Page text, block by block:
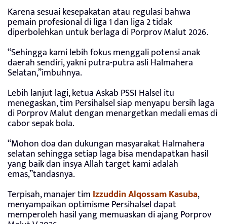
Karena sesuai kesepakatan atau regulasi bahwa
pemain profesional di liga 1 dan liga 2 tidak
diperbolehkan untuk berlaga di Porprov Malut 2026.
“Sehingga kami lebih fokus menggali potensi anak
daerah sendiri, yakni putra-putra asli Halmahera
Selatan,”imbuhnya.
Lebih lanjut lagi, ketua Askab PSSI Halsel itu
menegaskan, tim Persihalsel siap menyapu bersih laga
di Porprov Malut dengan menargetkan medali emas di
cabor sepak bola.
“Mohon doa dan dukungan masyarakat Halmahera
selatan sehingga setiap laga bisa mendapatkan hasil
yang baik dan insya Allah target kami adalah
emas,”tandasnya.
Terpisah, manajer tim Izzuddin Alqossam Kasuba,
menyampaikan optimisme Persihalsel dapat
memperoleh hasil yang memuaskan di ajang Porprov